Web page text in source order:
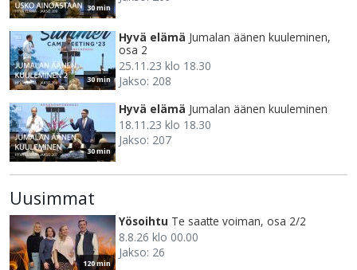
30 min
30 min
Hyvä elämä Jumalan äänen kuuleminen,
osa 2
25.11.23 klo 18.30
Jakso: 208
30 min
Hyvä elämä Jumalan äänen kuuleminen
18.11.23 klo 18.30
Jakso: 207
Uusimmat
120 min
Yösoihtu Te saatte voiman, osa 2/2
8.8.26 klo 00.00
Jakso: 26